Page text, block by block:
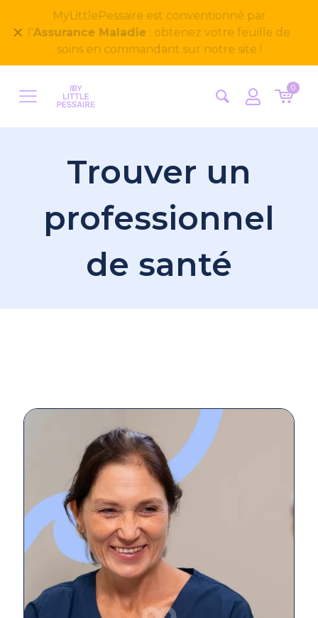
Bienvenue sur notre nouveau site
MyLittlePessaire ! Nous avons hâte d'avoir vos
retours
✕
0
Trouver un
professionnel
de santé